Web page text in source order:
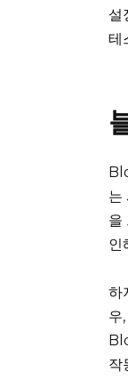
설
테
는
을
인
하
우
작